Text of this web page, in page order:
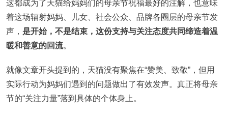
这都成为了天猫给妈妈们的母亲节祝福最好的注解，也意味
着这场辐射妈妈、儿女、社会公众、品牌各圈层的母亲节发
声， 是开始，不是结束，这份支持与关注态度共同缔造着温
暖和善意的回流。
就像文章开头提到的，天猫没有聚焦在“赞美、致敬”，但用
实际行动为妈妈们遇到的问题做出了有效发声。真正将母亲
节的“关注力量”落到具体的个体身上。